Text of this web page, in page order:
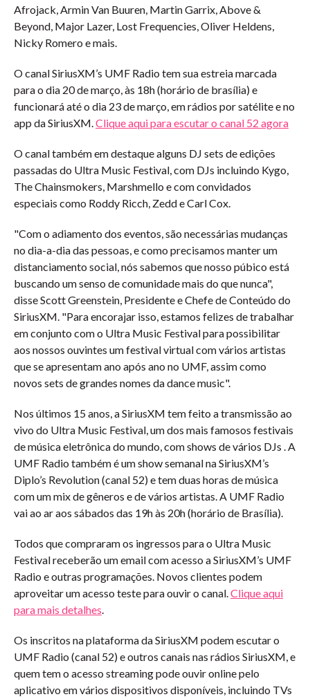
Afrojack, Armin Van Buuren, Martin Garrix, Above &
Beyond, Major Lazer, Lost Frequencies, Oliver Heldens,
Nicky Romero e mais.
O canal SiriusXM’s UMF Radio tem sua estreia marcada
para o dia 20 de março, às 18h (horário de brasília) e
funcionará até o dia 23 de março, em rádios por satélite e no
app da SiriusXM.Clique aqui para escutar o canal 52 agora
O canal também em destaque alguns DJ sets de edições
passadas do Ultra Music Festival, com DJs incluindo Kygo,
The Chainsmokers, Marshmello e com convidados
especiais como Roddy Ricch, Zedd e Carl Cox.
"Com o adiamento dos eventos, são necessárias mudanças
no dia-a-dia das pessoas, e como precisamos manter um
distanciamento social, nós sabemos que nosso púbico está
buscando um senso de comunidade mais do que nunca",
disse Scott Greenstein, Presidente e Chefe de Conteúdo do
SiriusXM. "Para encorajar isso, estamos felizes de trabalhar
em conjunto com o Ultra Music Festival para possibilitar
aos nossos ouvintes um festival virtual com vários artistas
que se apresentam ano após ano no UMF, assim como
novos sets de grandes nomes da dance music".
Nos últimos 15 anos, a SiriusXM tem feito a transmissão ao
vivo do Ultra Music Festival, um dos mais famosos festivais
de música eletrônica do mundo, com shows de vários DJs . A
UMF Radio também é um show semanal na SiriusXM’s
Diplo’s Revolution (canal 52) e tem duas horas de música
com um mix de gêneros e de vários artistas. A UMF Radio
vai ao ar aos sábados das 19h às 20h (horário de Brasília).
Todos que compraram os ingressos para o Ultra Music
Festival receberão um email com acesso a SiriusXM’s UMF
Radio e outras programações. Novos clientes podem
aproveitar um acesso teste para ouvir o canal.Clique aqui
para mais detalhes.
Os inscritos na plataforma da SiriusXM podem escutar o
UMF Radio (canal 52) e outros canais nas rádios SiriusXM, e
quem tem o acesso streaming pode ouvir online pelo
aplicativo em vários dispositivos disponíveis, incluindo TVs